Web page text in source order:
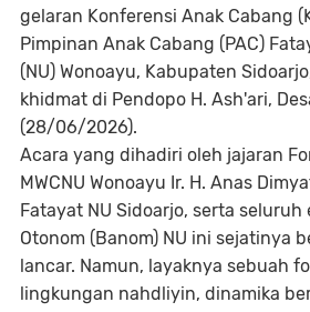
gelaran Konferensi Anak Cabang
Pimpinan Anak Cabang (PAC)
(NU) Wonoayu, Kabupaten
khidmat di Pendopo H. Ash'ari,
(28/06/2026).
Acara yang dihadiri oleh jajaran
MWCNU Wonoayu Ir. H. Anas
Fatayat NU Sidoarjo, serta seluruh
Otonom (Banom) NU ini sejatinya
lancar. Namun, layaknya sebuah
lingkungan nahdliyin, dinamika